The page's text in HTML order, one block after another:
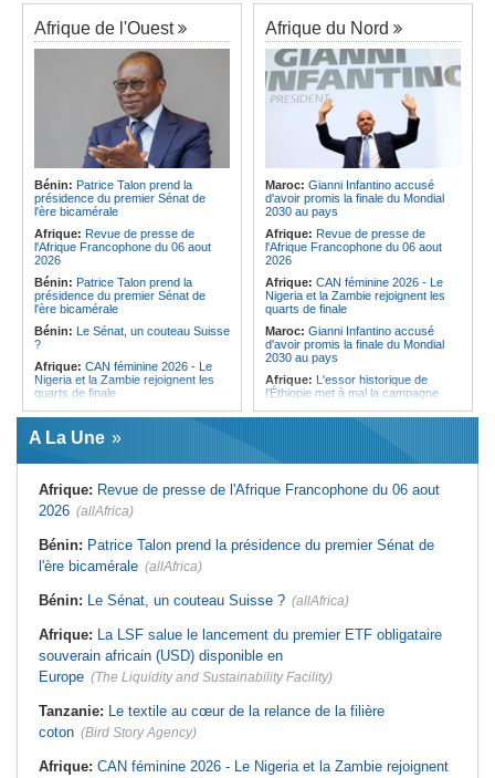
Congo-Kinshasa:Plan stratégique
triennal 2026-2028 - L'IGF place la
digitalisation au coeur des réformes
Congo-Kinshasa:RDC - Félix
Tshisekedi place le CEFOCK au
coeur de bataille de l'appropriation
du Génocost !
Congo-Kinshasa: Matadi - Le
Kongo Central lance la campagne
de sensibilisation au deuxième
Recensement général de la
population et de l'habitat
Congo-Kinshasa: Le VPM Shabani
remet aux organisations politiques la
directive ministérielle de l'année
politique 2026
Congo-Kinshasa:Gratien de
Saint-Nicolas Iracan - « Je ne
soutiendrai jamais un dialogue
destiné au partage du pouvoir ou à
la légitimation des groupes armés »
Ethiopie:Addis-Abeba - L'église
d'Afrique lance officiellement son
'cheminement' vers la grande
Assemblée de 2028
Afrique de l'Est: Le pari du régime
érythréen - Pousser le Tigray vers
une zone tampon dans le cadre
d'une nouvelle guerre par
procuration
Ethiopie:Le Premier ministre Abiy
inaugure le nouveau terminal de
l'aéroport international de Bahir Dar
Afrique:La Croix-Rouge
éthiopienne appelle à une
mobilisation accrue des ressources
locales en Afrique
Afrique de l'Est:
les moyens, entraver la coopération
équitable par tous les moyens
Afrique de l'Ouest
Bénin: Patrice Talon prend la
présidence du premier Sénat de
l'ère bicamérale
Afrique: Revue de presse de
l'Afrique Francophone du 06 aout
2026
Bénin: Patrice Talon prend la
présidence du premier Sénat de
l'ère bicamérale
Bénin: Le Sénat, un couteau Suisse
?
Afrique: CAN féminine 2026 - Le
Nigeria et la Zambie rejoignent les
quarts de finale
Afrique:Le continent, plaque
tournante des faux ordres de
virement
Mali:Achat d'un avion présidentiel -
condamnation de l'ex-ministre de
l'Économie
France la restitution du crâne de
Bokar Biro et de trois de ses
proches
premier président
l'environnement - La Roots Wild
Foundation distinguée au Grand Prix
Nelson Mandela
Afrique du Nord
Maroc: Gianni Infantino accusé
d'avoir promis la finale du Mondial
2030 au pays
Afrique: Revue de presse de
l'Afrique Francophone du 06 aout
2026
Afrique: CAN féminine 2026 - Le
Nigeria et la Zambie rejoignent les
quarts de finale
Maroc: Gianni Infantino accusé
d'avoir promis la finale du Mondial
2030 au pays
Afrique: L'essor historique de
l'Éthiopie met à mal la campagne
blessés dans un grave accident de
calcinée à Moknine après le
rétablissement du courant
premier tour, le Club Africain hérite
Tunisie:Crise sanitaire au pays -
incontrôlable d'Ebola
A La Une
Afrique: Revue de presse de l'Afrique Francophone du 06 aout
2026 (allAfrica)
Bénin: Patrice Talon prend la présidence du premier Sénat de
l'ère bicamérale (allAfrica)
Bénin: Le Sénat, un couteau Suisse ? (allAfrica)
Afrique: La LSF salue le lancement du premier ETF obligataire
souverain africain (USD) disponible en
Europe (The Liquidity and Sustainability Facility)
Tanzanie: Le textile au cœur de la relance de la filière
coton (Bird Story Agency)
Afrique: CAN féminine 2026 - Le Nigeria et la Zambie rejoignent